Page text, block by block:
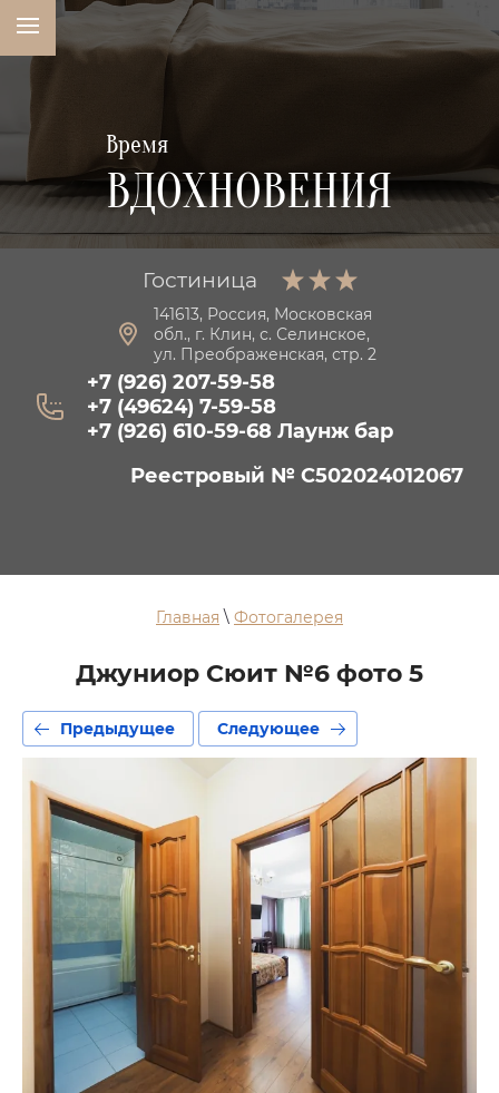
Время
ВДОХНОВЕНИЯ
Гостиница
141613, Россия, Московская
обл., г. Клин, с. Селинское,
ул. Преображенская, стр. 2
+7 (926) 207-59-58
+7 (49624) 7-59-58
+7 (926) 610-59-68 Лаунж бар
Реестровый № С502024012067
Главная \ Фотогалерея
Джуниор Сюит №6 фото 5
Предыдущее Следующее